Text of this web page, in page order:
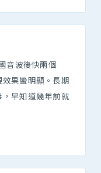
音波後快兩個
果蠻明顯。長期
早知道幾年前就